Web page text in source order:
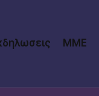
ΜΜΕ